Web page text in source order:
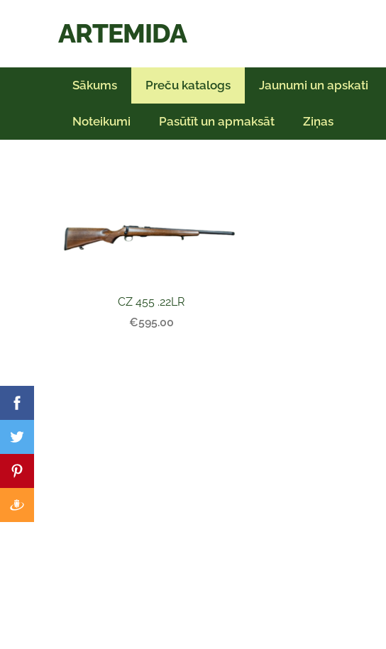
ARTEMIDA
Sākums Preču katalogs Jaunumi un apskati
Noteikumi Pasūtīt un apmaksāt Ziņas
CZ 455 .22LR
€595.00